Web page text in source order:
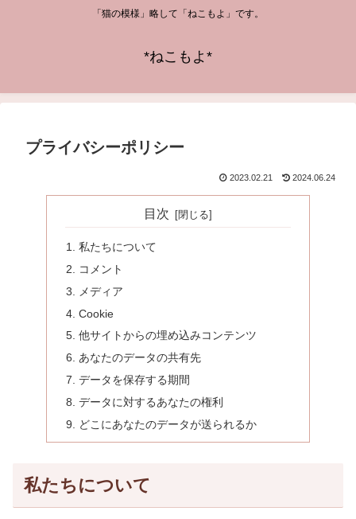
「猫の模様」略して「ねこもよ」です。
*ねこもよ*
プライバシーポリシー
2023.02.21 2024.06.24
目次
私たちについて
コメント
メディア
Cookie
他サイトからの埋め込みコンテンツ
あなたのデータの共有先
データを保存する期間
データに対するあなたの権利
どこにあなたのデータが送られるか
私たちについて